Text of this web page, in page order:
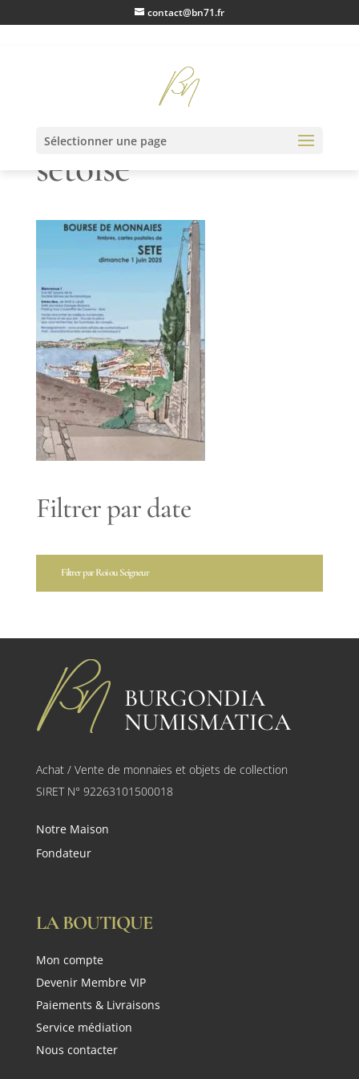
contact@bn71.fr
Sélectionner une page
Numismatique
setoise
Filtrer par date
Filtrer par Roi ou Seigneur
BURGONDIA
NUMISMATICA
Achat / Vente de monnaies et objets de collection
SIRET N° 92263101500018
Notre Maison
Fondateur
LA BOUTIQUE
Mon compte
Devenir Membre VIP
Paiements & Livraisons
Service médiation
Nous contacter